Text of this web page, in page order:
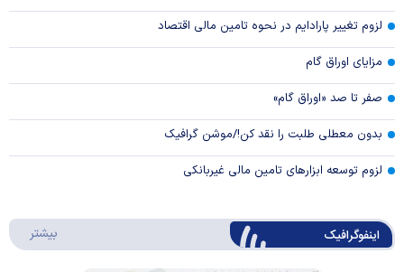
لزوم تغییر پارادایم در نحوه تامین مالی اقتصاد
مزایای اوراق گام
صفر تا صد «اوراق گام»
بدون معطلی طلبت را نقد کن!/موشن گرافیک
لزوم توسعه ابزارهای تامین مالی غیربانکی
اینفوگرافیک بیشتر